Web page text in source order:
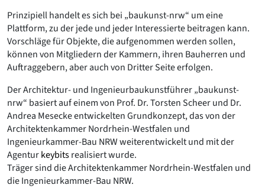
Prinzipiell handelt es sich bei „baukunst-nrw“ um eine
Plattform, zu der jede und jeder Interessierte beitragen kann.
Vorschläge für Objekte, die aufgenommen werden sollen,
können von Mitgliedern der Kammern, ihren Bauherren und
Auftraggebern, aber auch von Dritter Seite erfolgen.
Der Architektur- und Ingenieurbaukunstführer „baukunst-
nrw“ basiert auf einem von Prof. Dr. Torsten Scheer und Dr.
Andrea Mesecke entwickelten Grundkonzept, das von der
Architektenkammer Nordrhein-Westfalen und
Ingenieurkammer-Bau NRW weiterentwickelt und mit der
Agenturkeybitsrealisiert wurde.
Träger sind die Architektenkammer Nordrhein-Westfalen und
die Ingenieurkammer-Bau NRW.